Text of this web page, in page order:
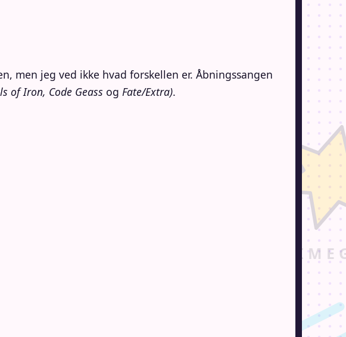
men jeg ved ikke hvad forskellen er. Åbningssangen
of Iron, Code Geass og Fate/Extra).